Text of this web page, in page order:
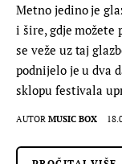
Metno jedino je
i šire, gdje možete
se veže uz taj
podnijelo je u dva
sklopu festivala
AUTOR MUSIC BOX